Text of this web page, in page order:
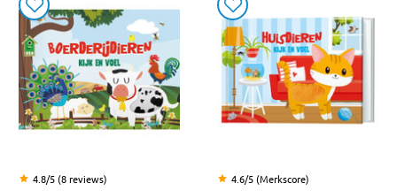
4.8/5 (8 reviews) 4.6/5 (Merkscore)